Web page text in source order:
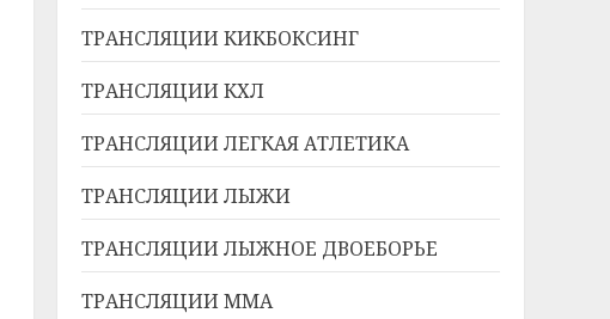
ТРАНСЛЯЦИИ КИКБОКСИНГ
ТРАНСЛЯЦИИ КХЛ
ТРАНСЛЯЦИИ ЛЕГКАЯ АТЛЕТИКА
ТРАНСЛЯЦИИ ЛЫЖИ
ТРАНСЛЯЦИИ ЛЫЖНОЕ ДВОЕБОРЬЕ
ТРАНСЛЯЦИИ ММА